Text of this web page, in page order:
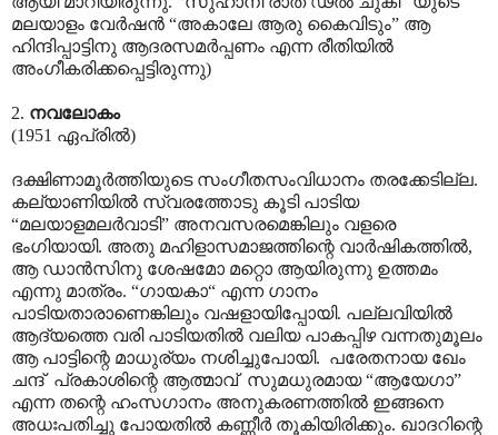
മലയാളം വേർഷൻ “അകാലേ ആരു കൈവിടും” ആ
ഹിന്ദിപ്പാട്ടിനു ആദരസമർപ്പണം എന്ന രീതിയിൽ
അംഗീകരിക്കപ്പെട്ടിരുന്നു)
2. നവലോകം
(1951 ഏപ്രിൽ)
ദക്ഷിണാമൂർത്തിയുടെ സംഗീതസംവിധാനം തരക്കേടില്ല.
കല്യാണിയിൽ സ്വരത്തോടു കൂടി പാടിയ
“മലയാളമലർവാടി” അനവസരമെങ്കിലും വളരെ
ഭംഗിയായി. അതു മഹിളാസമാജത്തിന്റെ വാർഷികത്തിൽ,
ആ ഡാൻസിനു ശേഷമോ മറ്റൊ ആയിരുന്നു ഉത്തമം
എന്നു മാത്രം. “ഗാ‍യകാ“ എന്ന ഗാനം
പാടിയതാരാണെങ്കിലും വഷളായിപ്പോയി. പല്ലവിയിൽ
ആദ്യത്തെ വരി പാടിയതിൽ വലിയ പാകപ്പിഴ വന്നതുമൂലം
ആ പാട്ടിന്റെ മാധുര്യം നശിച്ചുപോയി. പരേതനായ ഖേം
ചന്ദ് പ്രകാശിന്റെ ആത്മാവ് സുമധുരമായ “ആയേഗാ”
എന്ന തന്റെ ഹംസഗാനം അനുകരണത്തിൽ ഇങ്ങനെ
അധഃപതിച്ചു പോയതിൽ കണ്ണീർ തൂകിയിരിക്കും. ഖാദറിന്റെ